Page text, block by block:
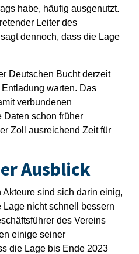
habe, häufig ausgenutzt.
Leiter des
dennoch, dass die Lage
Deutschen Bucht derzeit
warten. Das
verbundenen
schon früher
Zoll ausreichend Zeit für
Ausblick
sind sich darin einig,
nicht schnell bessern
des Vereins
einige seiner
die Lage bis Ende 2023